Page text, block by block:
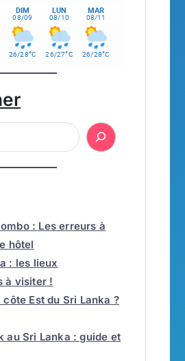
DIM
08/09
LUN
08/10
MAR
08/11
26/28°C 26/27°C 26/28°C
: Les erreurs à
hôtel
: les lieux
à visiter !
Est du Sri Lanka ?
au Sri Lanka : guide et